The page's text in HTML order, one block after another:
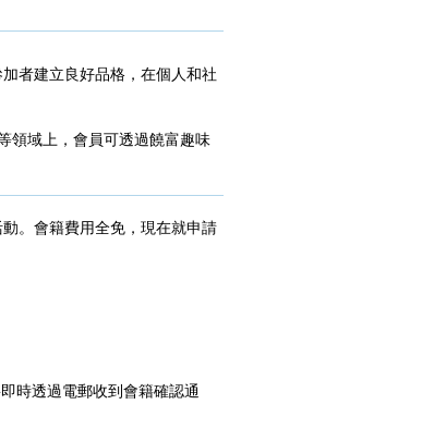
者建立良好品格，在個人和社
領域上，會員可透過饒富趣味
。會籍費用全免，現在就申請
時透過電郵收到會籍確認通